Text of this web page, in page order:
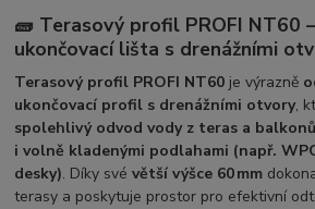
🧱 Terasový profil PROFI NT60
ukončovací lišta s drenážními
Terasový profil PROFI NT60 je výrazně
ukončovací profil s drenážními otvory,
spolehlivý odvod vody z teras a
i volně kladenými podlahami (např.
desky). Díky svévětší výšce 60 mm
terasy a poskytuje prostor pro efektivní